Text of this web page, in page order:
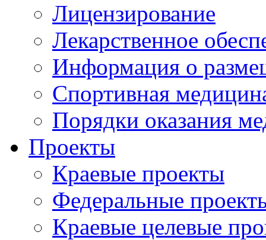
Лицензирование
Лекарственное
Информация о
Спортивная
Порядки оказания
Проекты
Краевые проекты
Федеральные
Краевые целевые